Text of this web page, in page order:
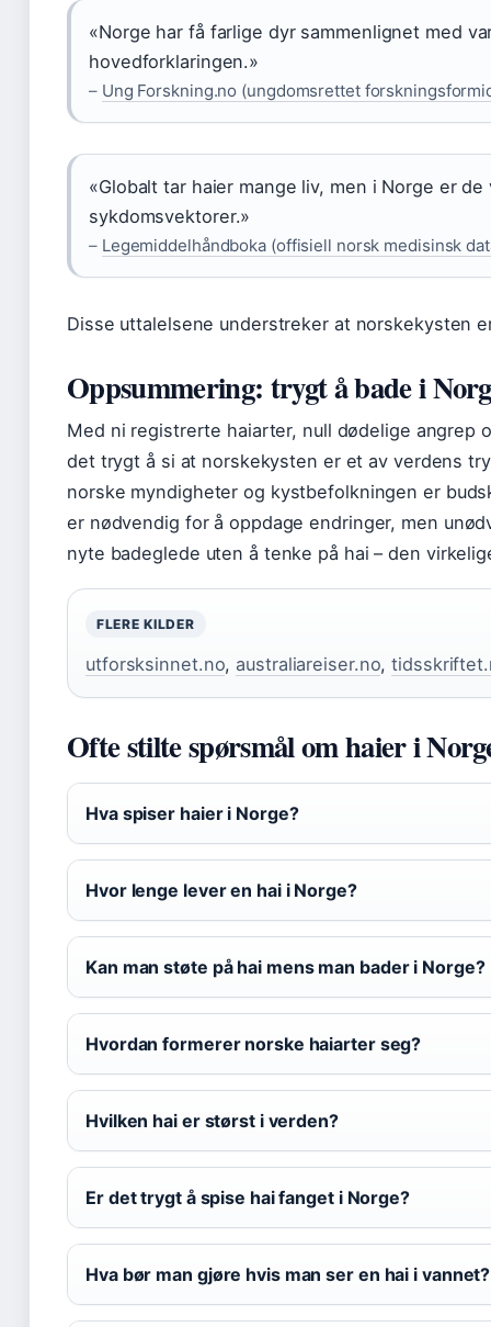
«Norge har få farlige dyr sammenlignet med
hovedforklaringen.»
– Ung Forskning.no (ungdomsrettet
«Globalt tar haier mange liv, men i Norge er
sykdomsvektorer.»
– Legemiddelhåndboka (offisiell norsk medisinsk
Disse uttalelsene understreker at norskekysten
Oppsummering: trygt å bade i
Med ni registrerte haiarter, null dødelige angrep
det trygt å si at norskekysten er et av verdens
norske myndigheter og kystbefolkningen er
er nødvendig for å oppdage endringer, men
nyte badeglede uten å tenke på hai – den
FLERE KILDER
utforsksinnet.no, australiareiser.no,
Ofte stilte spørsmål om haier i
Hva spiser haier i Norge?
Hvor lenge lever en hai i Norge?
Kan man støte på hai mens man bader i Norge?
Hvordan formerer norske haiarter seg?
Hvilken hai er størst i verden?
Er det trygt å spise hai fanget i Norge?
Hva bør man gjøre hvis man ser en hai i vannet?